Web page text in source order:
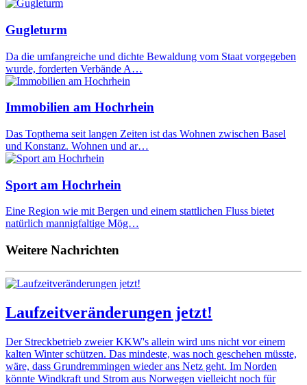
Gugleturm
Da die umfangreiche und dichte Bewaldung vom Staat vorgegeben
wurde, forderten Verbände A…
Immobilien am Hochrhein
Das Topthema seit langen Zeiten ist das Wohnen zwischen Basel
und Konstanz. Wohnen und ar…
Sport am Hochrhein
Eine Region wie mit Bergen und einem stattlichen Fluss bietet
natürlich mannigfaltige Mög…
Weitere Nachrichten
Laufzeitveränderungen jetzt!
Der Streckbetrieb zweier KKW's allein wird uns nicht vor einem
kalten Winter schützen. Das mindeste, was noch geschehen müsste,
wäre, dass Grundremmingen wieder ans Netz geht. Im Norden
könnte Windkraft und Strom aus Norwegen vielleicht noch für